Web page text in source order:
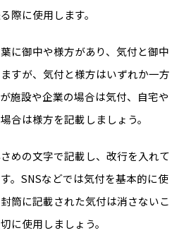
際に使用します。
に御中や様方があり、気付と御中
すが、気付と様方はいずれか一方
施設や企業の場合は気付、自宅や
合は様方を記載しましょう。
めの文字で記載し、改行を入れて
。SNSなどでは気付を基本的に使
筒に記載された気付は消さないこ
に使用しましょう。